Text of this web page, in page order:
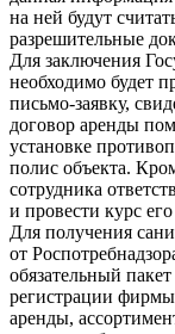
на ней будут
разрешительные
Для заключения
необходимо будет
письмо-заявку,
договор аренды
установке
полис объекта.
сотрудника
и провести курс
Для получения
от
обязательный
регистрации
аренды,